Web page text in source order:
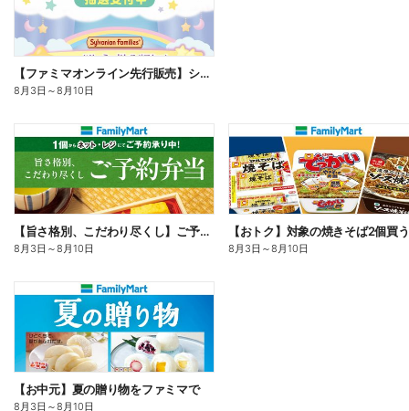
【ファミマオンライン先行販売】シルバニアファミリー
8月3日 ～8月10日
【旨さ格別、こだわり尽くし】ご予約弁当
8月3日 ～8月10日 8月3日 ～8月10日
【お中元】夏の贈り物をファミマで
8月3日 ～8月10日